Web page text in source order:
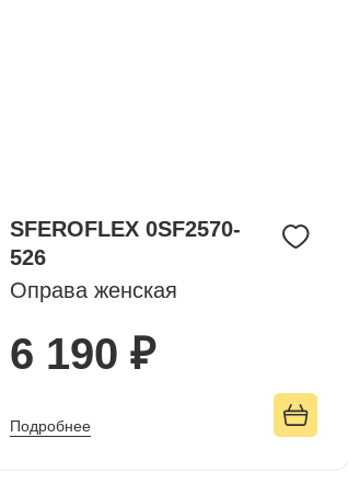
SFEROFLEX 0SF2570-
526
Оправа женская
6 190 ₽
Подробнее